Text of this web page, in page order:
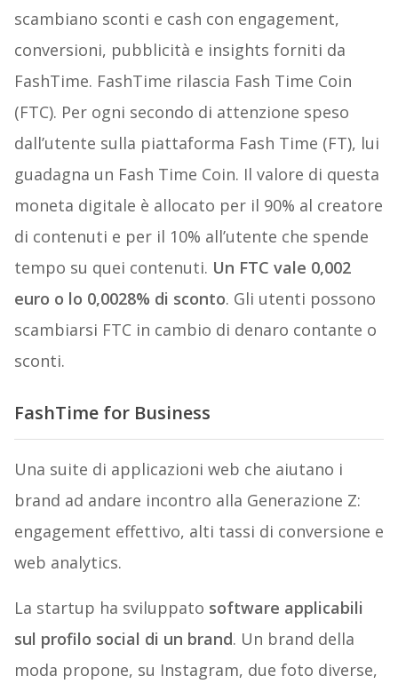
scambiano sconti e cash con engagement,
conversioni, pubblicità e insights forniti da
FashTime. FashTime rilascia Fash Time Coin
(FTC). Per ogni secondo di attenzione speso
dall’utente sulla piattaforma Fash Time (FT), lui
guadagna un Fash Time Coin. Il valore di questa
moneta digitale è allocato per il 90% al creatore
di contenuti e per il 10% all’utente che spende
tempo su quei contenuti. Un FTC vale 0,002
euro o lo 0,0028% di sconto. Gli utenti possono
scambiarsi FTC in cambio di denaro contante o
sconti.
FashTime for Business
Una suite di applicazioni web che aiutano i
brand ad andare incontro alla Generazione Z:
engagement effettivo, alti tassi di conversione e
web analytics.
La startup ha sviluppato software applicabili
sul profilo social di un brand. Un brand della
moda propone, su Instagram, due foto diverse,